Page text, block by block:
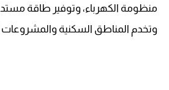
منظومة الكهرباء، وتوفير طاقة
وتخدم المناطق السكنية والمشروعات